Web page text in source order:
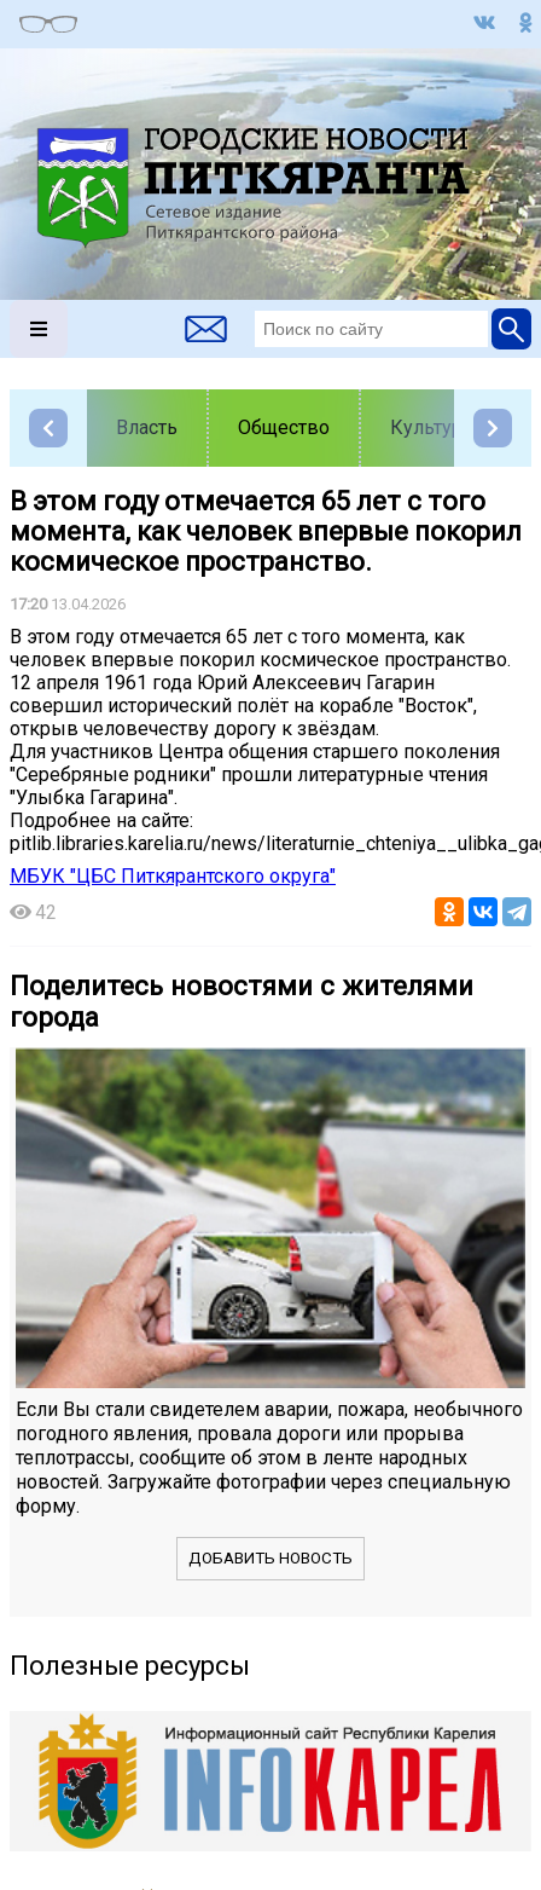
Власть Общество Культура
В этом году отмечается 65 лет с того
момента, как человек впервые покорил
космическое пространство.
17:2013.04.2026
В этом году отмечается 65 лет с того момента, как
человек впервые покорил космическое пространство.
12 апреля 1961 года Юрий Алексеевич Гагарин
совершил исторический полёт на корабле "Восток",
открыв человечеству дорогу к звёздам.
Для участников Центра общения старшего поколения
"Серебряные родники" прошли литературные чтения
"Улыбка Гагарина".
Подробнее на сайте:
pitlib.libraries.karelia.ru/news/
МБУК "ЦБС Питкярантского округа"
42
Поделитесь новостями с жителями
города
Если Вы стали свидетелем аварии, пожара, необычного
погодного явления, провала дороги или прорыва
теплотрассы, сообщите об этом в ленте народных
новостей. Загружайте фотографии через специальную
форму.
ДОБАВИТЬ НОВОСТЬ
Полезные ресурсы